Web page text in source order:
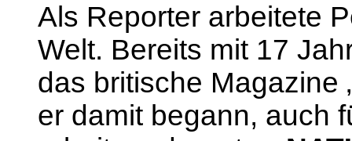
Als Reporter arbeitete
Welt. Bereits mit 17
das britische Magazine
er damit begann, auch